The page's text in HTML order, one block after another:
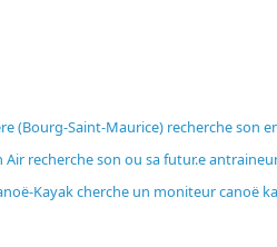
(Bourg-Saint-Maurice) recherche son
Air recherche son ou sa futur.e
Kayak cherche un moniteur canoë